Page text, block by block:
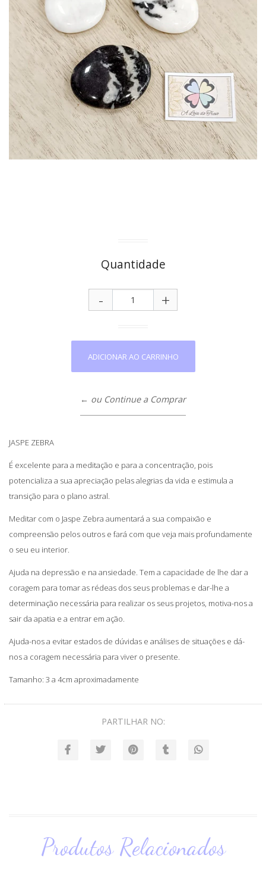
Quantidade
+
-
← ou Continue a Comprar
JASPE ZEBRA
É excelente para a meditação e para a concentração, pois
potencializa a sua apreciação pelas alegrias da vida e estimula a
transição para o plano astral.
Meditar com o Jaspe Zebra aumentará a sua compaixão e
compreensão pelos outros e fará com que veja mais profundamente
o seu eu interior.
Ajuda na depressão e na ansiedade. Tem a capacidade de lhe dar a
coragem para tomar as rédeas dos seus problemas e dar-lhe a
determinação necessária para realizar os seus projetos, motiva-nos a
sair da apatia e a entrar em ação.
Ajuda-nos a evitar estados de dúvidas e análises de situações e dá-
nos a coragem necessária para viver o presente.
Tamanho: 3 a 4cm aproximadamente
PARTILHAR NO:
Produtos Relacionados